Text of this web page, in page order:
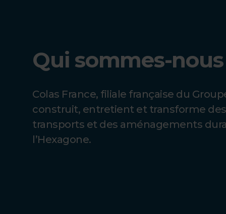
Qui sommes-nous
Colas France, filiale française du
construit, entretient et transforme
transports et des aménagements
l’Hexagone.